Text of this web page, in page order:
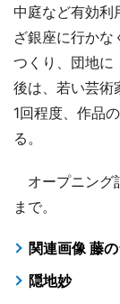
中庭など有効利
ざ銀座に行かな
つくり、団地に
後は、若い芸術
1回程度、作品
る。
オープニング
まで。
関連画像 藤
隠地妙